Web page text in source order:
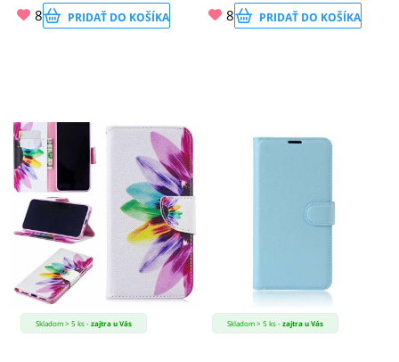
8 PRIDAŤ DO KOŠÍKA 8 PRIDAŤ DO KOŠÍKA
Skladom > 5 ks -zajtra u Vás Skladom > 5 ks -zajtra u Vás